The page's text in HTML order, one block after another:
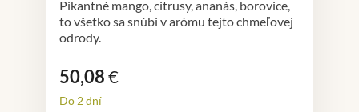
Pikantné mango, citrusy, ananás, borovice,
to všetko sa snúbi v arómu tejto chmeľovej
odrody.
50,08€
Do 2 dní